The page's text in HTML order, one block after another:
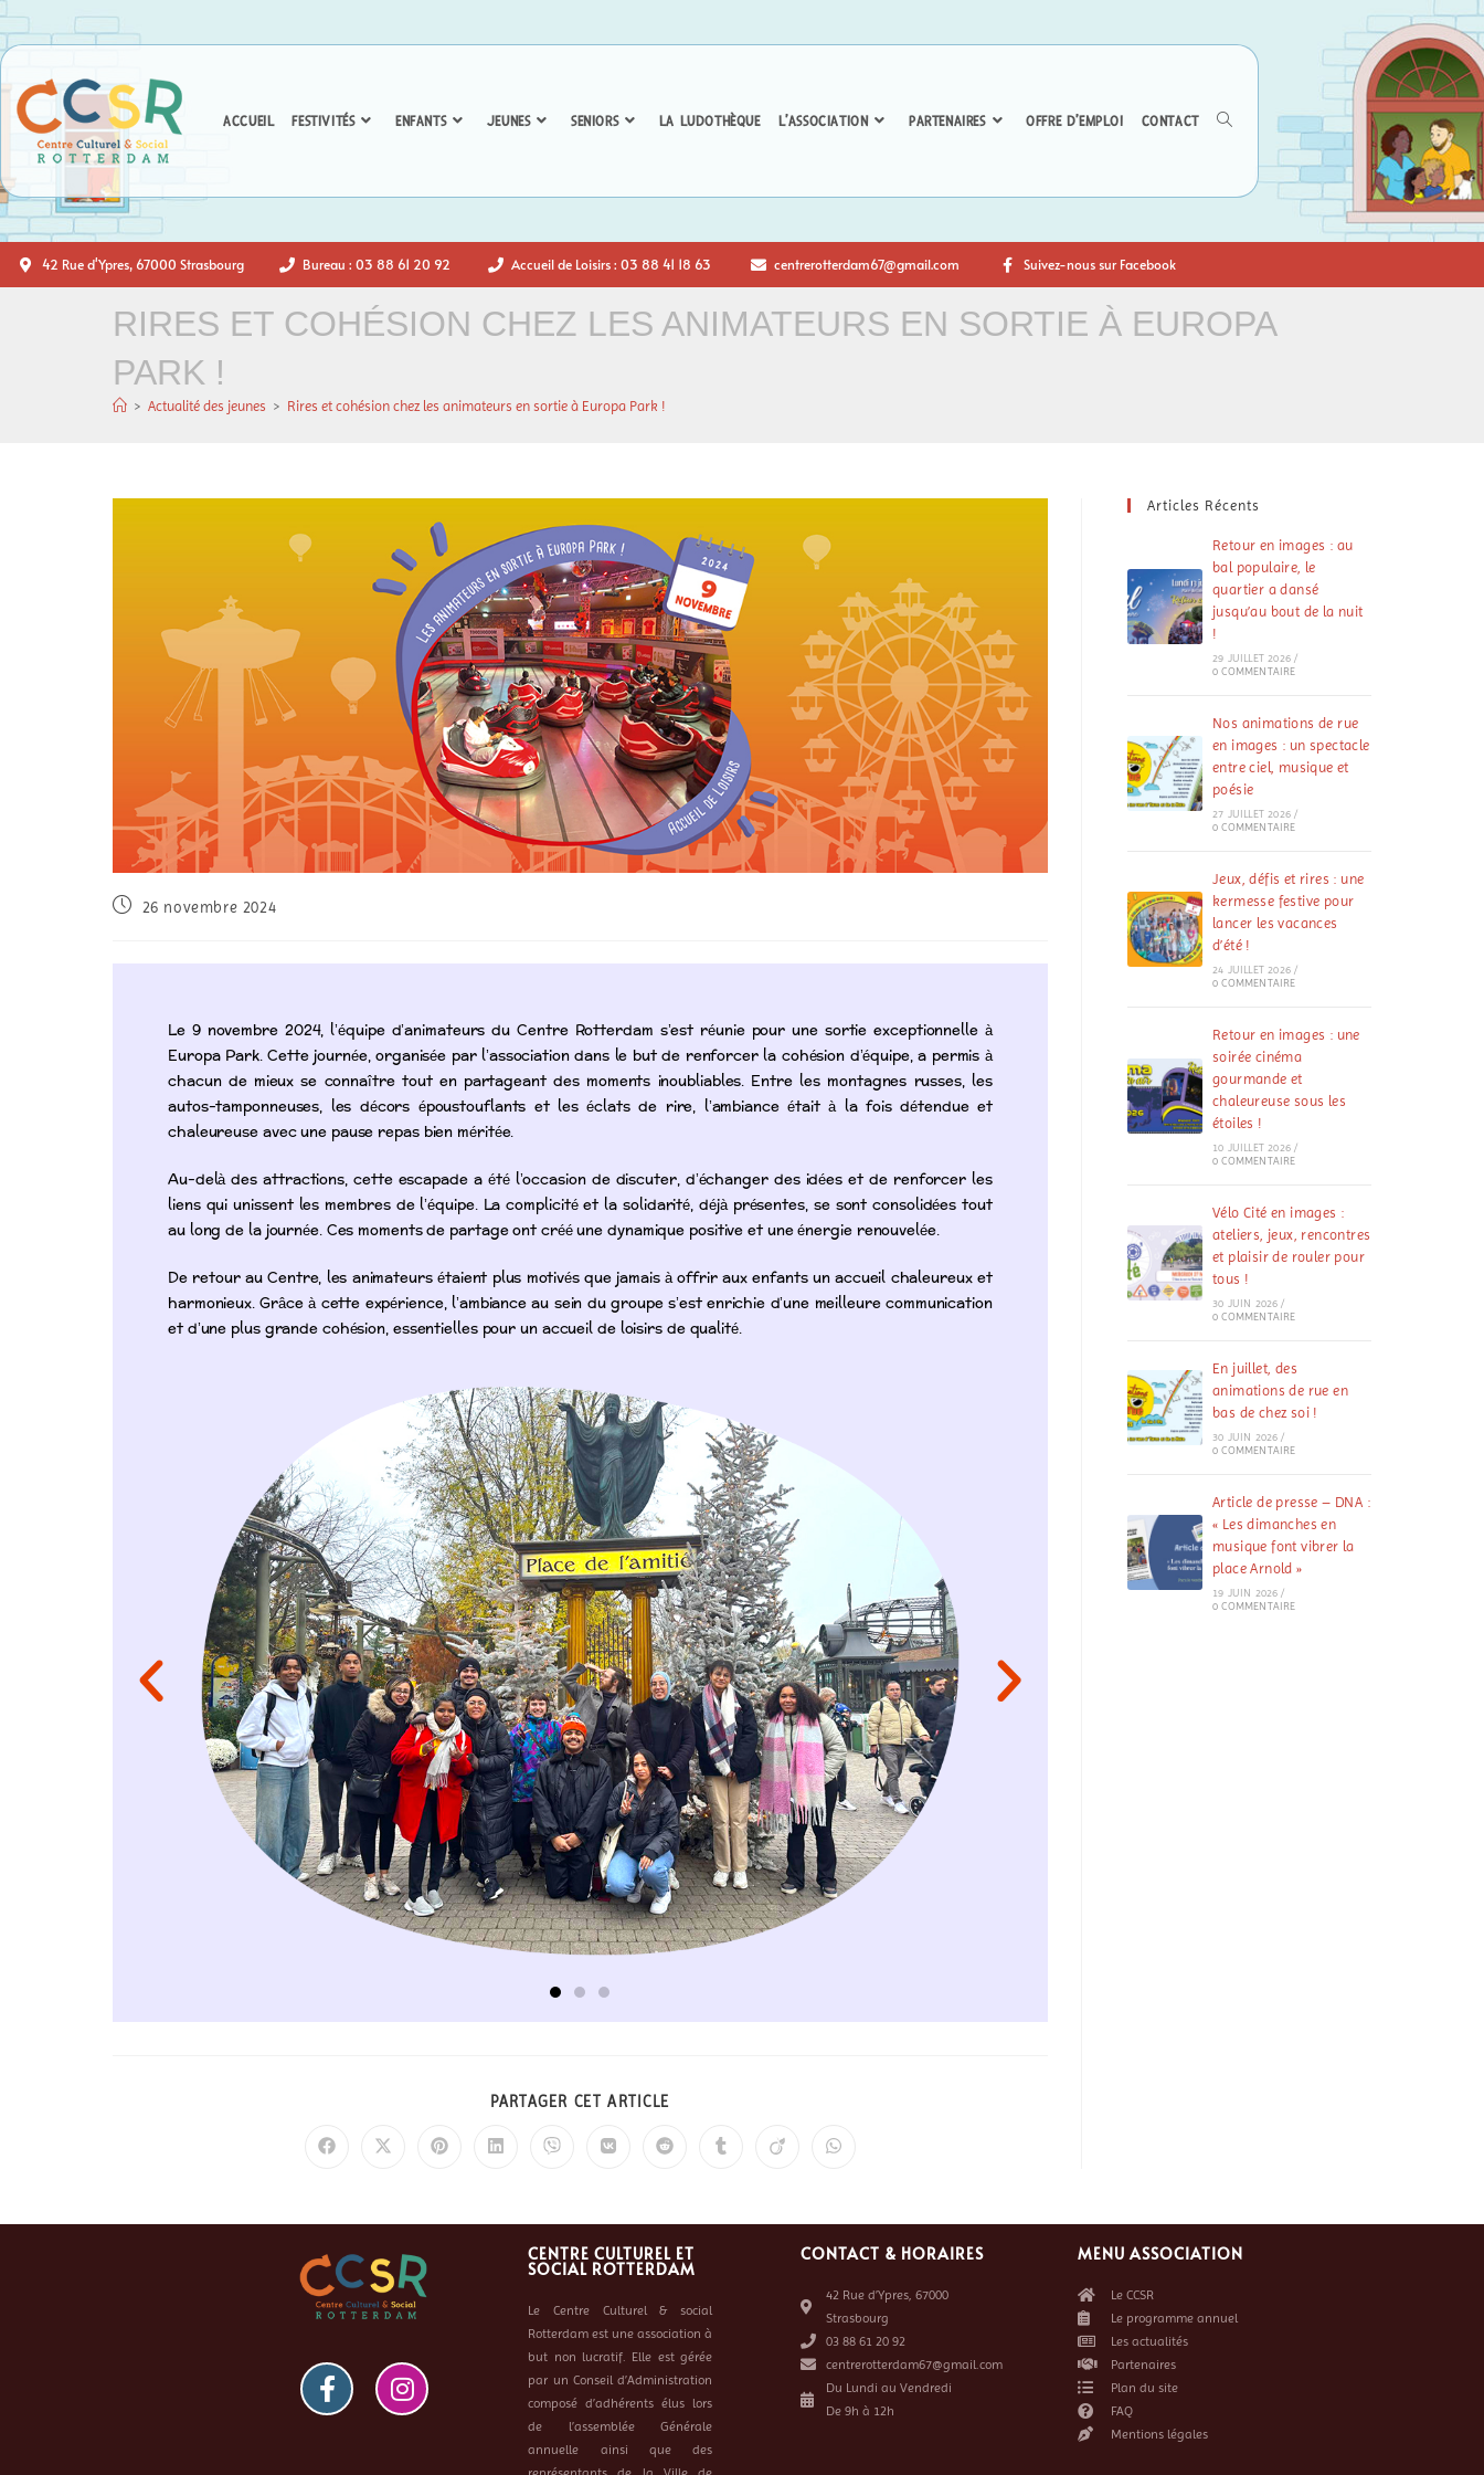
ACCUEIL FESTIVITÉS ENFANTS JEUNES SENIORS LA LUDOTHÈQUE L’ASSOCIATION PARTENAIRES OFFRE D’EMPLOI CONTACT
42 Rue d'Ypres, 67000 Strasbourg Bureau : 03 88 61 20 92 Accueil de Loisirs : 03 88 41 18 63 centrerotterdam67@gmail.com Suivez-nous sur Facebook
RIRES ET COHÉSION CHEZ LES ANIMATEURS EN SORTIE À EUROPA
PARK !
> Actualité des jeunes > Rires et cohésion chez les animateurs en sortie à Europa Park !
26 novembre 2024
Le 9 novembre 2024, l’équipe d’animateurs du Centre Rotterdam s’est réunie pour une sortie exceptionnelle à
Europa Park. Cette journée, organisée par l’association dans le but de renforcer la cohésion d’équipe, a permis à
chacun de mieux se connaître tout en partageant des moments inoubliables. Entre les montagnes russes, les
autos-tamponneuses, les décors époustouflants et les éclats de rire, l’ambiance était à la fois détendue et
chaleureuse avec une pause repas bien méritée.
Au-delà des attractions, cette escapade a été l’occasion de discuter, d’échanger des idées et de renforcer les
liens qui unissent les membres de l’équipe. La complicité et la solidarité, déjà présentes, se sont consolidées tout
au long de la journée. Ces moments de partage ont créé une dynamique positive et une énergie renouvelée.
De retour au Centre, les animateurs étaient plus motivés que jamais à offrir aux enfants un accueil chaleureux et
harmonieux. Grâce à cette expérience, l’ambiance au sein du groupe s’est enrichie d’une meilleure communication
et d’une plus grande cohésion, essentielles pour un accueil de loisirs de qualité.
PARTAGER CET ARTICLE
Articles Récents
Retour en images : au
bal populaire, le
quartier a dansé
jusqu’au bout de la nuit
!
29 JUILLET 2026 /
0 COMMENTAIRE
Nos animations de rue
en images : un spectacle
entre ciel, musique et
poésie
27 JUILLET 2026 /
0 COMMENTAIRE
Jeux, défis et rires : une
kermesse festive pour
lancer les vacances
d’été !
24 JUILLET 2026 /
0 COMMENTAIRE
Retour en images : une
soirée cinéma
gourmande et
chaleureuse sous les
étoiles !
10 JUILLET 2026 /
0 COMMENTAIRE
Vélo Cité en images :
ateliers, jeux, rencontres
et plaisir de rouler pour
tous !
30 JUIN 2026 /
0 COMMENTAIRE
En juillet, des
animations de rue en
bas de chez soi !
30 JUIN 2026 /
0 COMMENTAIRE
Article de presse – DNA :
« Les dimanches en
musique font vibrer la
place Arnold »
19 JUIN 2026 /
0 COMMENTAIRE
CENTRE CULTUREL ET
SOCIAL ROTTERDAM
Le Centre Culturel & social
Rotterdam est une association à
but non lucratif. Elle est gérée
par un Conseil d’Administration
composé d’adhérents élus lors
de l’assemblée Générale
annuelle ainsi que des
CONTACT & HORAIRES
42 Rue d’Ypres, 67000
Strasbourg
03 88 61 20 92
centrerotterdam67@gmail.com
Du Lundi au Vendredi
De 9h à 12h
MENU ASSOCIATION
Le CCSR
Le programme annuel
Les actualités
Partenaires
Plan du site
FAQ
Mentions légales